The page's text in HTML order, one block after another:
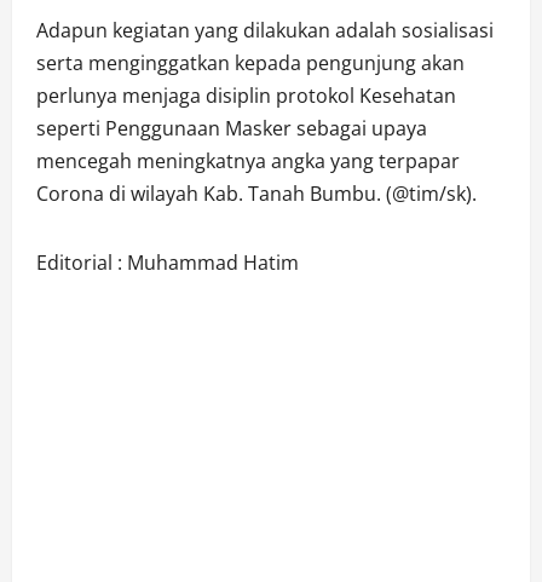
Adapun kegiatan yang dilakukan adalah sosialisasi
serta menginggatkan kepada pengunjung akan
perlunya menjaga disiplin protokol Kesehatan
seperti Penggunaan Masker sebagai upaya
mencegah meningkatnya angka yang terpapar
Corona di wilayah Kab. Tanah Bumbu. (@tim/sk).
Editorial : Muhammad Hatim